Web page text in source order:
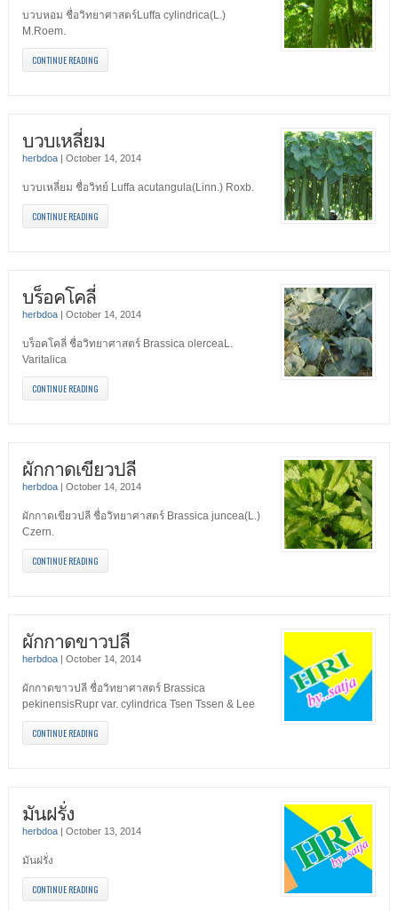
บวบหอม ชื่อวิทยาศาสตร์Luffa cylindrica(L.)
M.Roem.
CONTINUE READING
บวบเหลี่ยม
herbdoa| October 14, 2014
บวบเหลี่ยม ชื่อวิทย์ Luffa acutangula(Linn.) Roxb.
CONTINUE READING
บร็อคโคลี่
herbdoa| October 14, 2014
บร็อคโคลี่ ชื่อวิทยาศาสตร์ Brassica olerceaL.
Varitalica
CONTINUE READING
ผักกาดเขียวปลี
herbdoa| October 14, 2014
ผักกาดเขียวปลี ชื่อวิทยาศาสตร์ Brassica juncea(L.)
Czern.
CONTINUE READING
ผักกาดขาวปลี
herbdoa| October 14, 2014
ผักกาดขาวปลี ชื่อวิทยาศาสตร์ Brassica
pekinensisRupr var. cylindrica Tsen Tssen & Lee
CONTINUE READING
มันฝรั่ง
herbdoa| October 13, 2014
มันฝรั่ง
CONTINUE READING